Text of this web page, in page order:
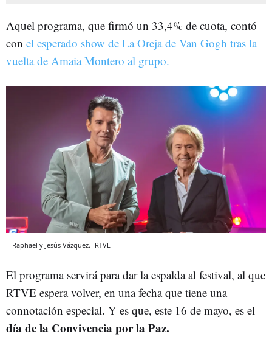
Aquel programa, que firmó un 33,4% de cuota, contó
con el esperado show de La Oreja de Van Gogh tras la
vuelta de Amaia Montero al grupo.
Raphael y Jesús Vázquez. RTVE
El programa servirá para dar la espalda al festival, al que
RTVE espera volver, en una fecha que tiene una
connotación especial. Y es que, este 16 de mayo, es el
día de la Convivencia por la Paz.